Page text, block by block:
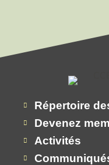
Répertoire
Devenez
Activités